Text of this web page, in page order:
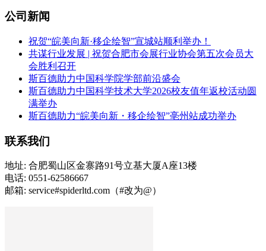
公司新闻
祝贺“皖美向新·移企绘智”宣城站顺利举办！
共谋行业发展 | 祝贺合肥市会展行业协会第五次会员大
会胜利召开
斯百德助力中国科学院学部前沿盛会
斯百德助力中国科学技术大学2026校友值年返校活动圆
满举办
斯百德助力“皖美向新・移企绘智”亳州站成功举办
联系我们
地址: 合肥蜀山区金寨路91号立基大厦A座13楼
电话: 0551-62586667
邮箱: service#spiderltd.com（#改为@）